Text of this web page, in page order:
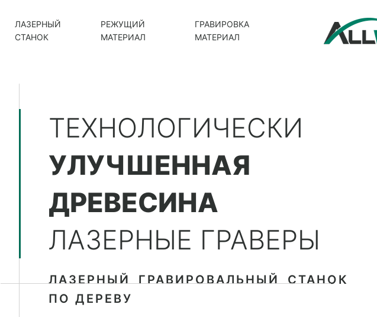
ЛАЗЕРНЫЙ
СТАНОК
РЕЖУЩИЙ
МАТЕРИАЛ
ГРАВИРОВКА
МАТЕРИАЛ
ТЕХНОЛОГИЧЕСКИ
УЛУЧШЕННАЯ
ДРЕВЕСИНА
ЛАЗЕРНЫЕ ГРАВЕРЫ
ЛАЗЕРНЫЙ ГРАВИРОВАЛЬНЫЙ СТАНОК
ПО ДЕРЕВУ